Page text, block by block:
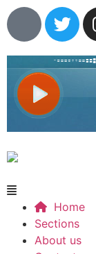
Home
Sections
About us